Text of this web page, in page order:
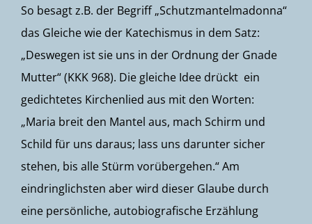
So besagt z.B. der Begriff „Schutzmantelmadonna“
das Gleiche wie der Katechismus in dem Satz:
„Deswegen ist sie uns in der Ordnung der Gnade
Mutter“ (KKK 968). Die gleiche Idee drückt ein
gedichtetes Kirchenlied aus mit den Worten:
„Maria breit den Mantel aus, mach Schirm und
Schild für uns daraus; lass uns darunter sicher
stehen, bis alle Stürm vorübergehen.“ Am
eindringlichsten aber wird dieser Glaube durch
eine persönliche, autobiografische Erzählung